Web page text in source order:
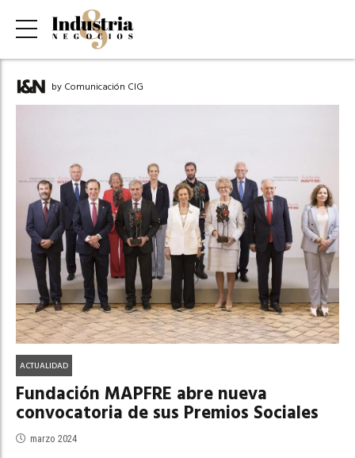
by Comunicación CIG
ACTUALIDAD
Fundación MAPFRE abre nueva
convocatoria de sus Premios Sociales
marzo 2024